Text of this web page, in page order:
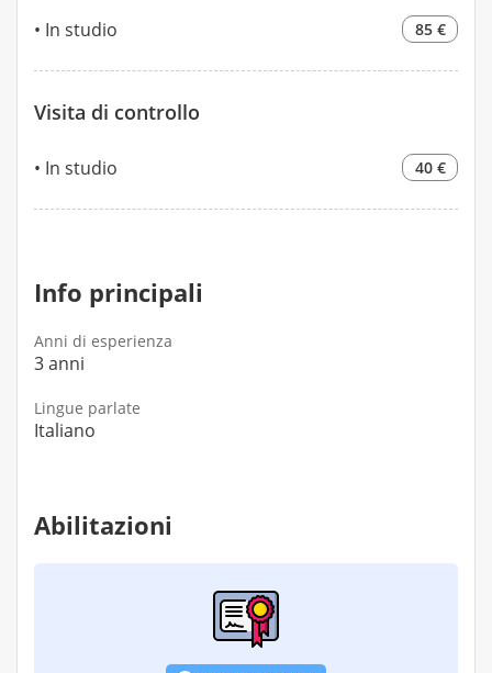
In studio 85 €
Visita di controllo
In studio 40 €
Info principali
Anni di esperienza
3 anni
Lingue parlate
Italiano
Abilitazioni